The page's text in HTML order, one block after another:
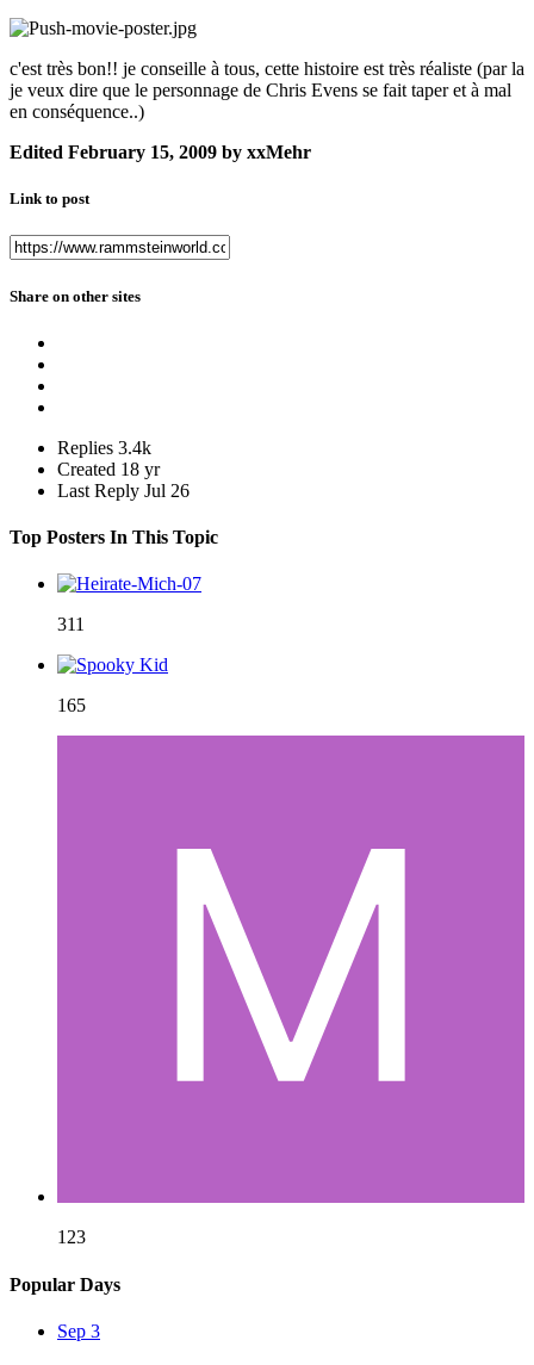
c'est très bon!! je conseille à tous, cette histoire est très réaliste (par la
je veux dire que le personnage de Chris Evens se fait taper et à mal
en conséquence..)
Edited February 15, 2009 by xxMehr
Link to post
Share on other sites
Replies 3.4k
Created 18 yr
Last Reply Jul 26
Top Posters In This Topic
311
165
123
Popular Days
Sep 3